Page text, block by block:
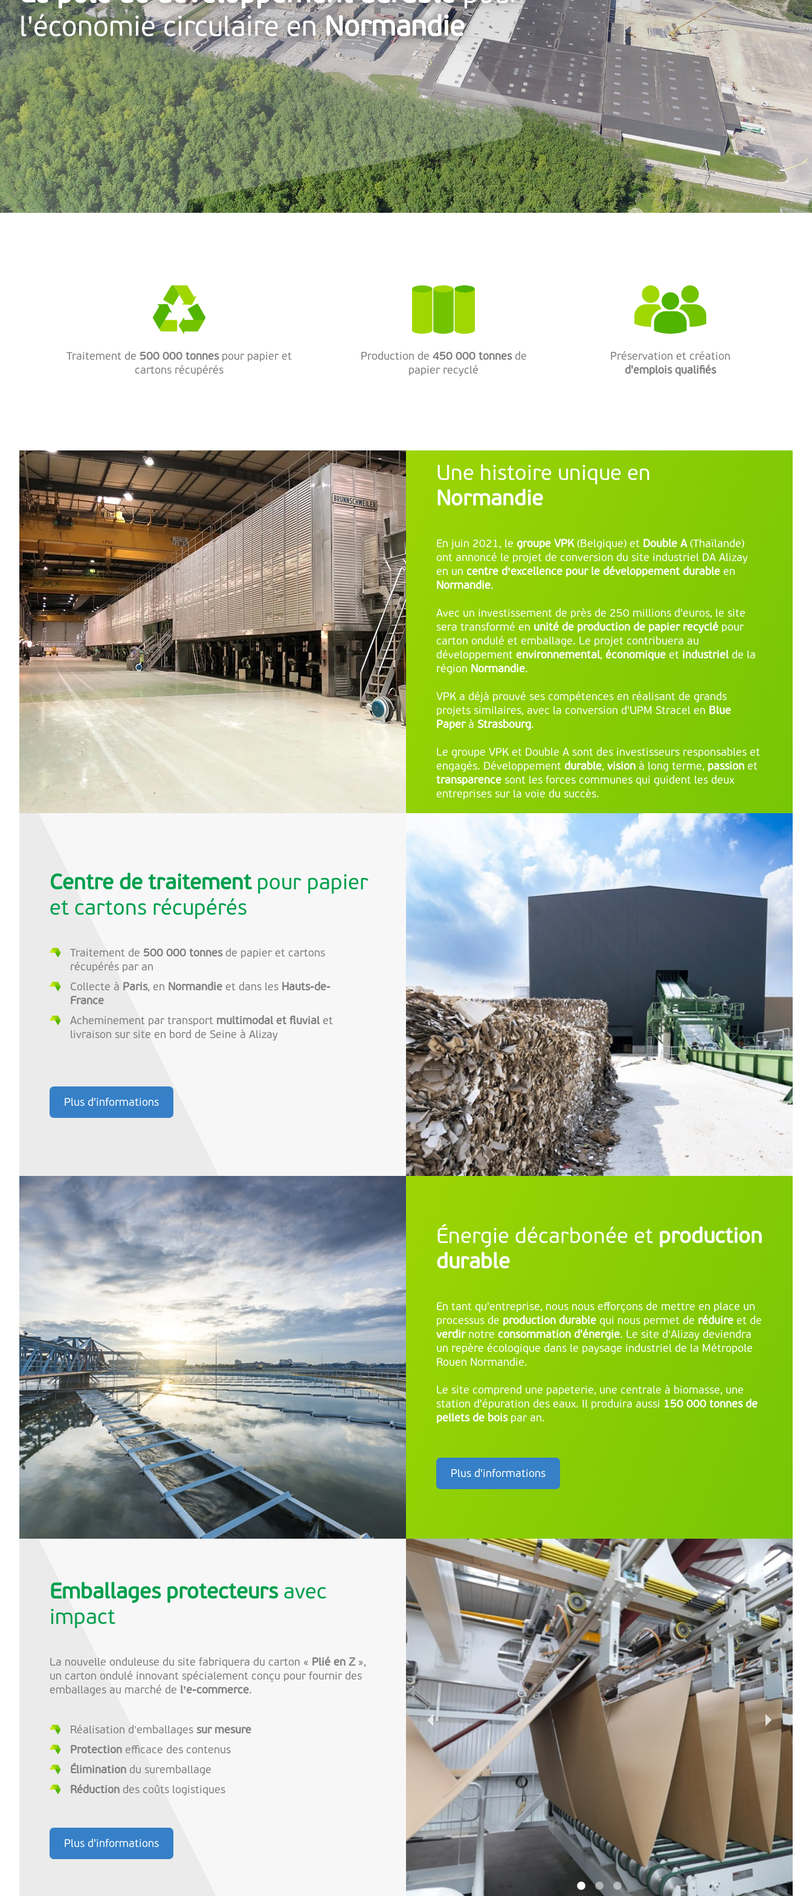
l'économie circulaire enNormandie
Traitement de 500 000 tonnespour papier et
cartons récupérés
Production de 450 000 tonnesde
papier recyclé
Préservation et création
d'emplois qualifiés
Une histoire unique en
Normandie
En juin 2021, le groupe VPK(Belgique) et Double A(Thaïlande)
ont annoncé le projet de conversion du site industriel DA Alizay
en un centre d’excellence pour le développement durable en
Normandie.
Avec un investissement de près de 250 millions d'euros, le site
sera transformé en unité de production de papier recyclé pour
carton ondulé et emballage. Le projet contribuera au
développement environnemental, économique et industrielde la
région Normandie.
VPK a déjà prouvé ses compétences en réalisant de grands
projets similaires, avec la conversion d'UPM Stracel en Blue
Paperà Strasbourg.
Le groupe VPK et Double A sont des investisseurs responsables et
engagés. Développement durable, vision à long terme, passion et
transparence sont les forces communes qui guident les deux
entreprises sur la voie du succès.
Centre de traitement pour papier
et cartons récupérés
Traitement de 500 000 tonnesde papier et cartons
récupérés par an
Collecte à Paris, en Normandie et dans les Hauts-de-
France
Acheminement par transport multimodal et fluvialet
livraison sur site en bord de Seine à Alizay
Plus d'informations
Énergie décarbonée et production
durable
En tant qu'entreprise, nous nous efforçons de mettre en place un
processus de production durable qui nous permet de réduire et de
verdir notre consommation d'énergie. Le site d’Alizay deviendra
un repère écologique dans le paysage industriel de la Métropole
Rouen Normandie.
Le site comprend une papeterie, une centrale à biomasse, une
station d'épuration des eaux. Il produira aussi 150 000 tonnes de
pellets de boispar an.
Plus d'informations
Emballages protecteursavec
impact
La nouvelle onduleuse du site fabriquera du carton « Plié en Z »,
un carton ondulé innovant spécialement conçu pour fournir des
emballages au marché de l’e-commerce.
Réalisation d’emballages sur mesure
Protection efficace des contenus
Élimination du suremballage
Réduction des coûts logistiques
Plus d'informations